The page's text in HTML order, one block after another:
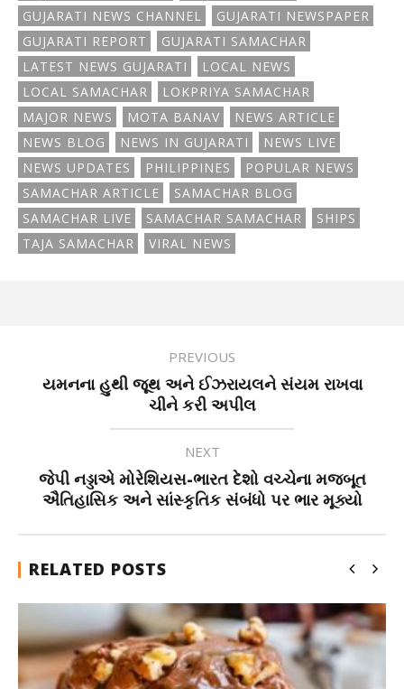
GUJARATI NEWS CHANNEL
GUJARATI NEWSPAPER
GUJARATI REPORT
GUJARATI SAMACHAR
LATEST NEWS GUJARATI
LOCAL NEWS
LOCAL SAMACHAR
LOKPRIYA SAMACHAR
MAJOR NEWS
MOTA BANAV
NEWS ARTICLE
NEWS BLOG
NEWS IN GUJARATI
NEWS LIVE
NEWS UPDATES
PHILIPPINES
POPULAR NEWS
SAMACHAR ARTICLE
SAMACHAR BLOG
SAMACHAR LIVE
SAMACHAR SAMACHAR
SHIPS
TAJA SAMACHAR
VIRAL NEWS
PREVIOUS
યમનના હુથી જૂથ અને ઈઝરાયલને સંયમ રાખવા
ચીને કરી અપીલ
NEXT
જેપી નડ્ડાએ મોરેશિયસ-ભારત દેશો વચ્ચેના મજબૂત
ઐતિહાસિક અને સાંસ્કૃતિક સંબંધો પર ભાર મૂક્યો
RELATED POSTS